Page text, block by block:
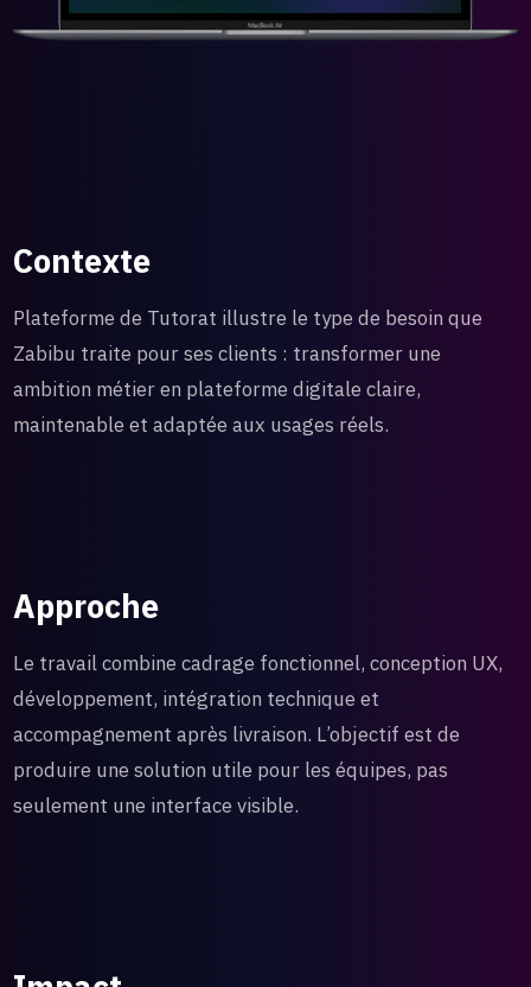
Contexte
Plateforme de Tutorat illustre le type de besoin que
Zabibu traite pour ses clients : transformer une
ambition métier en plateforme digitale claire,
maintenable et adaptée aux usages réels.
Approche
Le travail combine cadrage fonctionnel, conception UX,
développement, intégration technique et
accompagnement après livraison. L’objectif est de
produire une solution utile pour les équipes, pas
seulement une interface visible.